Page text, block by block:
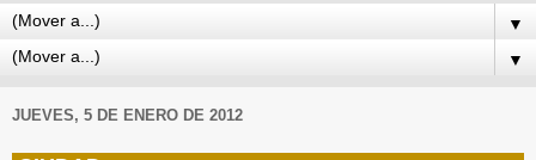
▼
▼
JUEVES, 5 DE ENERO DE 2012